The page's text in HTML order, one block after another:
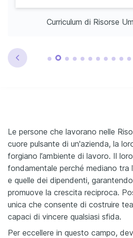
Curriculum di Risorse
Le persone che lavorano nelle
cuore pulsante di un'azienda, la
forgiano l’ambiente di lavoro. Il
fondamentale perché mediano tra
e quelle dei dipendenti,
promuove la crescita reciproca.
unica che consente di costruire
capaci di vincere qualsiasi sfida.
Per eccellere in questo campo,